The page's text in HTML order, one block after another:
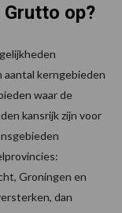
op?
aantal kerngebieden
waar de
kansrijk zijn voor
Groningen en
dan